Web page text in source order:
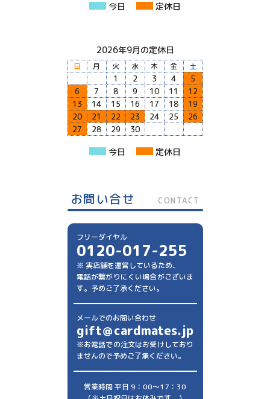
今日 定休日
2026年9月の定休日
日 月 火 水 木 金 土
1 2 3 4
5
6
7 8 9 10 11
12
13
14 15 16 17 18
19
20
21 22 23 24 25
26
27
28 29 30
今日 定休日
CONTACT
お問い合せ
フリーダイヤル
0120-017-255
※ 実店舗を運営しているため、
電話が繋がりにくい場合がございま
す。予めご了承ください。
メールでのお問い合わせ
gift＠cardmates.jp
※お電話での注文はお受けしており
ませんので予めご了承ください。
営業時間 平日 9：00～17：30